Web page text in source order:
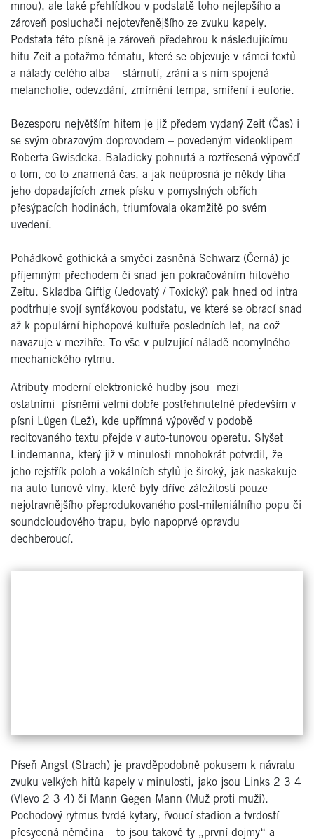
mnou), ale také přehlídkou v podstatě toho nejlepšího a
zároveň posluchači nejotevřenějšího ze zvuku kapely.
Podstata této písně je zároveň předehrou k následujícímu
hitu Zeit a potažmo tématu, které se objevuje v rámci textů
a nálady celého alba – stárnutí, zrání a s ním spojená
melancholie, odevzdání, zmírnění tempa, smíření i euforie.
Bezesporu největším hitem je již předem vydaný Zeit (Čas) i
se svým obrazovým doprovodem – povedeným videoklipem
Roberta Gwisdeka. Baladicky pohnutá a roztřesená výpověď
o tom, co to znamená čas, a jak neúprosná je někdy tíha
jeho dopadajících zrnek písku v pomyslných obřích
přesýpacích hodinách, triumfovala okamžitě po svém
uvedení.
Pohádkově gothická a smyčci zasněná Schwarz (Černá) je
příjemným přechodem či snad jen pokračováním hitového
Zeitu. Skladba Giftig (Jedovatý / Toxický) pak hned od intra
podtrhuje svojí synťákovou podstatu, ve které se obrací snad
až k populární hiphopové kultuře posledních let, na což
navazuje v mezihře. To vše v pulzující náladě neomylného
mechanického rytmu.
Atributy moderní elektronické hudby jsou mezi
ostatními písněmi velmi dobře postřehnutelné především v
písni Lügen (Lež), kde upřímná výpověď v podobě
recitovaného textu přejde v auto-tunovou operetu. Slyšet
Lindemanna, který již v minulosti mnohokrát potvrdil, že
jeho rejstřík poloh a vokálních stylů je široký, jak naskakuje
na auto-tunové vlny, které byly dříve záležitostí pouze
nejotravnějšího přeprodukovaného post-mileniálního popu či
soundcloudového trapu, bylo napoprvé opravdu
dechberoucí.
Píseň Angst (Strach) je pravděpodobně pokusem k návratu
zvuku velkých hitů kapely v minulosti, jako jsou Links 2 3 4
(Vlevo 2 3 4) či Mann Gegen Mann (Muž proti muži).
Pochodový rytmus tvrdé kytary, řvoucí stadion a tvrdostí
přesycená němčina – to jsou takové ty „první dojmy“ a